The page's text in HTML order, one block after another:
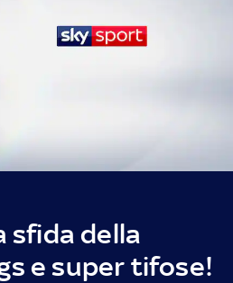
sfida della
e super tifose!